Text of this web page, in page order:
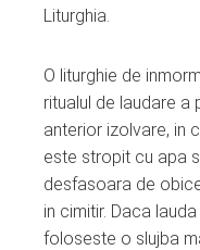
Liturghia.
O liturghie de
ritualul de laudare
anterior izolvare, in
este stropit cu apa
desfasoara de
in cimitir. Daca
foloseste o slujba